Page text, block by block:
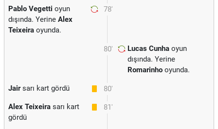
78'
Pablo Vegetti oyun
dışında. Yerine Alex
Teixeira oyunda.
80' Lucas Cunha oyun
dışında. Yerine
Romarinho oyunda.
80'
Jairsarı kart gördü
81'
Alex Teixeira sarı kart
gördü